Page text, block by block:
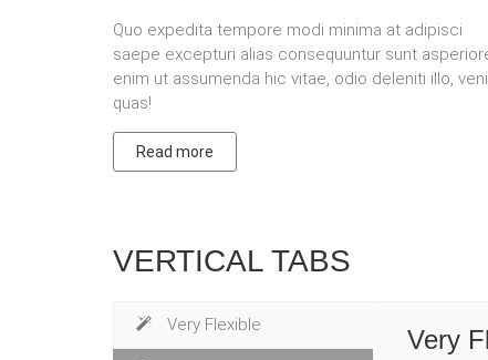
Quo expedita tempore modi minima at adipisci
saepe excepturi alias consequuntur sunt
enim ut assumenda hic vitae, odio deleniti illo,
quas!
Read more
VERTICAL TABS
Very Flexible Very